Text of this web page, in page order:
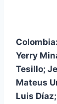
Yerry
Tesillo;
Mateus
Luis